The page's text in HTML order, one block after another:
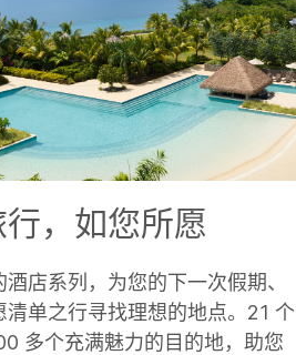
，如您所愿
店系列，为您的下一次假期、
清单之行寻找理想的地点。21 个
多个充满魅力的目的地，助您